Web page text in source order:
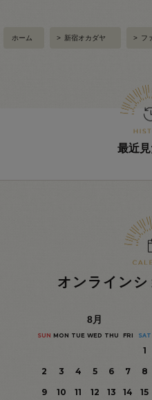
ホーム > 新宿オカダヤ > フ
最近
オンラインシ
8月
SUN MON TUE WED THU FRI SAT
1
2
3 4 5 6 7
8
9
10 11 12 13 14
15